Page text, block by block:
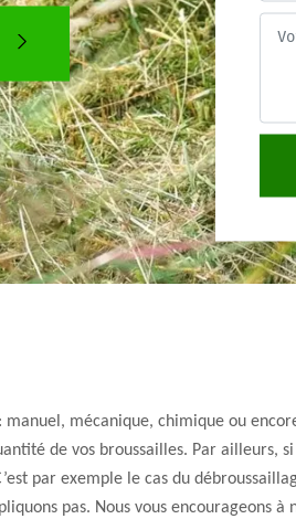
mécanique, chimique ou
de vos broussailles. Par ailleurs,
par exemple le cas du
pas. Nous vous encourageons